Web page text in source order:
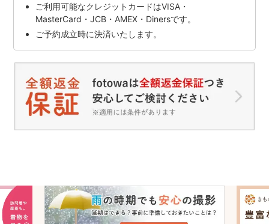
ご利用可能なクレジットカードはVISA・
MasterCard・JCB・AMEX・Dinersです。
ご予約成立時に決済いたします。